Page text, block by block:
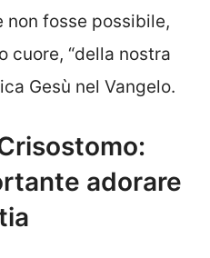
non fosse possibile,
cuore, “della nostra
Gesù nel Vangelo.
adorare